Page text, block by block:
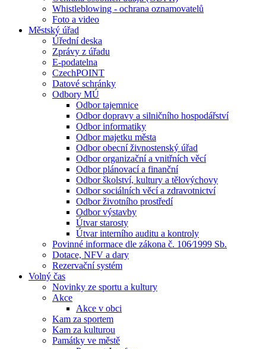
Whistleblowing - ochrana oznamovatelů
Foto a video
Městský úřad
Úřední deska
Zprávy z úřadu
E-podatelna
CzechPOINT
Datové schránky
Odbory MÚ
Odbor tajemnice
Odbor dopravy a silničního hospodářství
Odbor informatiky
Odbor majetku města
Odbor obecní živnostenský úřad
Odbor organizační a vnitřních věcí
Odbor plánovací a finanční
Odbor školství, kultury a tělovýchovy
Odbor sociálních věcí a zdravotnictví
Odbor životního prostředí
Odbor výstavby
Útvar starosty
Útvar interního auditu a kontroly
Povinné informace dle zákona č. 106⁄1999 Sb.
Dotace, NFV a dary
Rezervační systém
Volný čas
Novinky ze sportu a kultury
Akce
Akce v obci
Kam za sportem
Kam za kulturou
Památky ve městě